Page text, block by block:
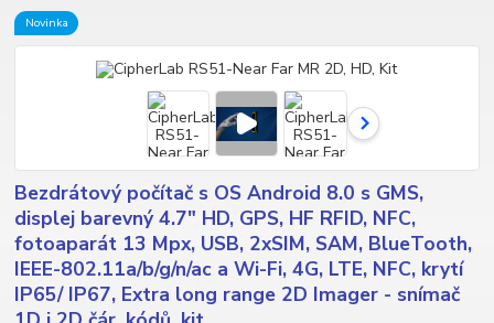
Novinka
Bezdrátový počítač s OS Android 8.0 s GMS,
displej barevný 4.7" HD, GPS, HF RFID, NFC,
fotoaparát 13 Mpx, USB, 2xSIM, SAM, BlueTooth,
IEEE-802.11a/b/g/n/ac a Wi-Fi, 4G, LTE, NFC, krytí
IP65/ IP67, Extra long range 2D Imager - snímač